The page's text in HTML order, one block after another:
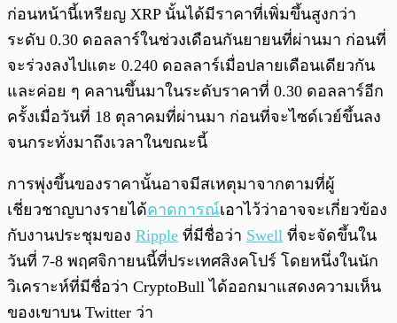
ก่อนหน้านี้เหรียญ XRP นั้นได้มีราคาที่เพิ่มขึ้นสูงกว่า
ระดับ 0.30 ดอลลาร์ในช่วงเดือนกันยายนที่ผ่านมา ก่อนที่
จะร่วงลงไปแตะ 0.240 ดอลลาร์เมื่อปลายเดือนเดียวกัน
และค่อย ๆ คลานขึ้นมาในระดับราคาที่ 0.30 ดอลลาร์อีก
ครั้งเมื่อวันที่ 18 ตุลาคมที่ผ่านมา ก่อนที่จะไซด์เวย์ขึ้นลง
จนกระทั่งมาถึงเวลาในขณะนี้
การพุ่งขึ้นของราคานั้นอาจมีสเหตุมาจากตามที่ผู้
เชี่ยวชาญบางรายได้คาดการณ์เอาไว้ว่าอาจจะเกี่ยวข้อง
กับงานประชุมของ Ripple ที่มีชื่อว่า Swell ที่จะจัดขึ้นใน
วันที่ 7-8 พฤศจิกายนนี้ที่ประเทศสิงคโปร์ โดยหนึ่งในนัก
วิเคราะห์ที่มีชื่อว่า CryptoBull ได้ออกมาแสดงความเห็น
ของเขาบน Twitter ว่า